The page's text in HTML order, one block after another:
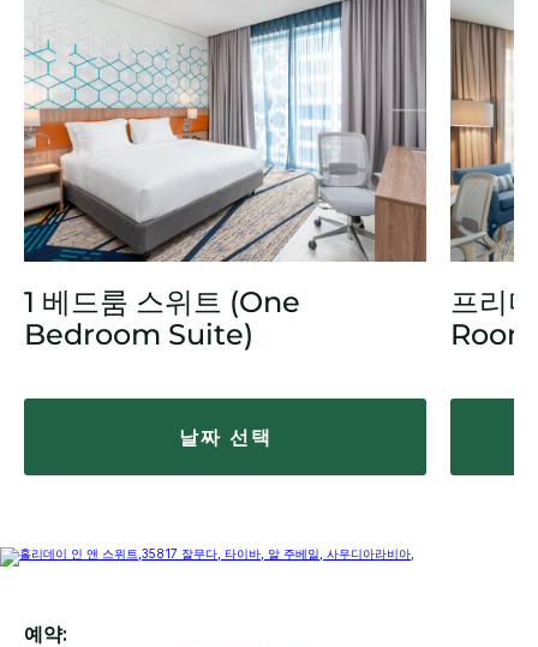
1 베드룸 스위트 (One
Bedroom Suite)
날짜 선택
프리
예약: